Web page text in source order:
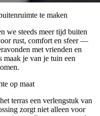
te maken
we steeds meer tijd buiten
rust, comfort en sfeer —
met vrienden en
je van je tuin een
op maat
terras een verlengstuk van
zorgt niet alleen voor